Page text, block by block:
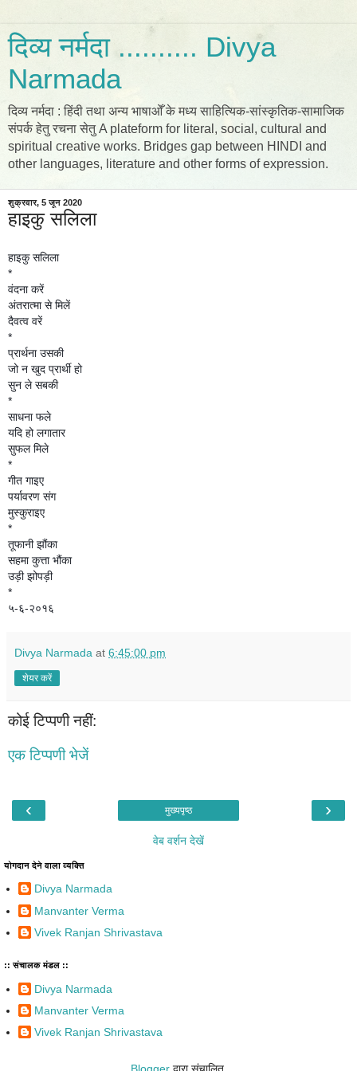
दिव्य नर्मदा .......... Divya
Narmada
दिव्य नर्मदा : हिंदी तथा अन्य भाषाओँ के मध्य साहित्यिक-सांस्कृतिक-सामाजिक
संपर्क हेतु रचना सेतु A plateform for literal, social, cultural and
spiritual creative works. Bridges gap between HINDI and
other languages, literature and other forms of expression.
शुक्रवार, 5 जून 2020
हाइकु सलिला
हाइकु सलिला
*
वंदना करें
अंतरात्मा से मिलें
दैवत्व वरें
*
प्रार्थना उसकी
जो न खुद प्रार्थी हो
सुन ले सबकी
*
साधना फले
यदि हो लगातार
सुफल मिले
*
गीत गाइए
पर्यावरण संग
मुस्कुराइए
*
तूफानी झौंका
सहमा कुत्ता भौंका
उड़ी झोपड़ी
*
५-६-२०१६
Divya Narmada at 6:45:00 pm
शेयर करें
कोई टिप्पणी नहीं:
एक टिप्पणी भेजें
‹ ›
मुख्यपृष्ठ
वेब वर्शन देखें
योगदान देने वाला व्यक्ति
Divya Narmada
Manvanter Verma
Vivek Ranjan Shrivastava
:: संचालक मंडल ::
Divya Narmada
Manvanter Verma
Vivek Ranjan Shrivastava